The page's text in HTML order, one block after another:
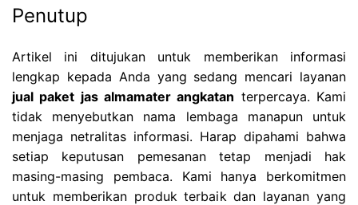
Penutup
Artikel ini ditujukan untuk memberikan informasi
lengkap kepada Anda yang sedang mencari layanan
jual paket jas almamater angkatan terpercaya. Kami
tidak menyebutkan nama lembaga manapun untuk
menjaga netralitas informasi. Harap dipahami bahwa
setiap keputusan pemesanan tetap menjadi hak
masing-masing pembaca. Kami hanya berkomitmen
untuk memberikan produk terbaik dan layanan yang